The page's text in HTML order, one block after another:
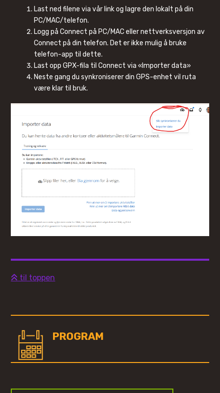
Last ned filene via vår link og lagre den lokalt på din
PC/MAC/telefon.
Logg på Connect på PC/MAC eller nettverksversjon av
Connect på din telefon. Det er ikke mulig å bruke
telefon-app til dette.
Last opp GPX-fila til Connect via «Importer data»
Neste gang du synkroniserer din GPS-enhet vil ruta
være klar til bruk.
til toppen
PROGRAM